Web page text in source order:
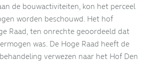
de bouwactiviteiten, kon het perceel
worden beschouwd. Het hof
Raad, ten onrechte geoordeeld dat
was. De Hoge Raad heeft de
verwezen naar het Hof Den